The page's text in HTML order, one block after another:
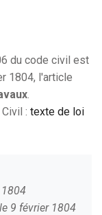
du code civil est
1804, l'article
: texte de loi
9 février 1804